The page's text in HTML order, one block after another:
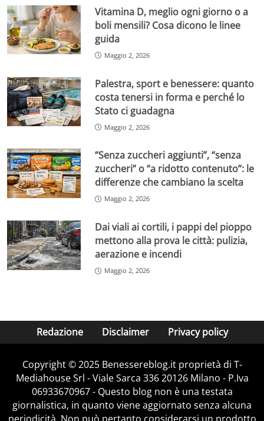
Vitamina D, meglio ogni giorno o a
boli mensili? Cosa dicono le linee
guida
Maggio 2, 2026
Palestra, sport e benessere: quanto
costa tenersi in forma e perché lo
Stato ci guadagna
Maggio 2, 2026
“Senza zuccheri aggiunti”, “senza
zuccheri” o “a ridotto contenuto”: le
differenze che cambiano la scelta
Maggio 2, 2026
Dai viali ai cortili, i pappi del pioppo
mettono alla prova le città: pulizia,
aerazione e incendi
Maggio 2, 2026
Redazione Disclaimer Privacy policy
Copyright © 2025 Benessereblog.it proprietà di T-
Mediahouse Srl - Viale Sarca 336 20126 Milano - P.Iva
06933670967 - Questo blog non è una testata
giornalistica, in quanto viene aggiornato senza alcuna